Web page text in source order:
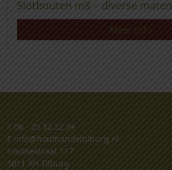
Slotbouten m8 – diverse maten
Meer info
T 06 - 25 32 32 34
E info@houthandeltilburg.nl
Houtsestraat 117
5011 XH Tilburg